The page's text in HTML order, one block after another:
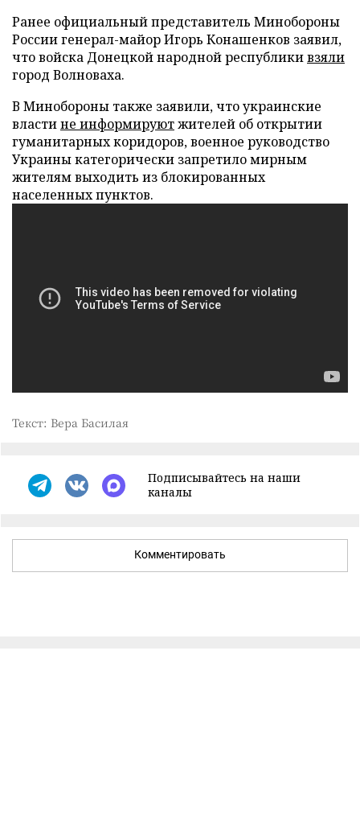
Ранее официальный представитель Минобороны
России генерал-майор Игорь Конашенков заявил,
что войска Донецкой народной республикивзяли
город Волноваха.
В Минобороны также заявили, что украинские
властине информируютжителей об открытии
гуманитарных коридоров, военное руководство
Украины категорически запретило мирным
жителям выходить из блокированных
населенных пунктов.
Текст: Вера Басилая
Подписывайтесь на наши
каналы
Комментировать